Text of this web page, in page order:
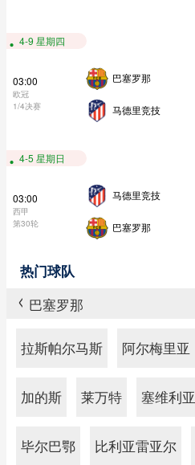
4-9 星期四
03:00
欧冠
1/4决赛
巴塞罗那
马德里竞技
4-5 星期日
03:00
西甲
第30轮
马德里竞技
巴塞罗那
热门球队
> 巴塞罗那
拉斯帕尔马斯 阿尔梅里亚
加的斯 莱万特 塞维利亚
毕尔巴鄂 比利亚雷亚尔